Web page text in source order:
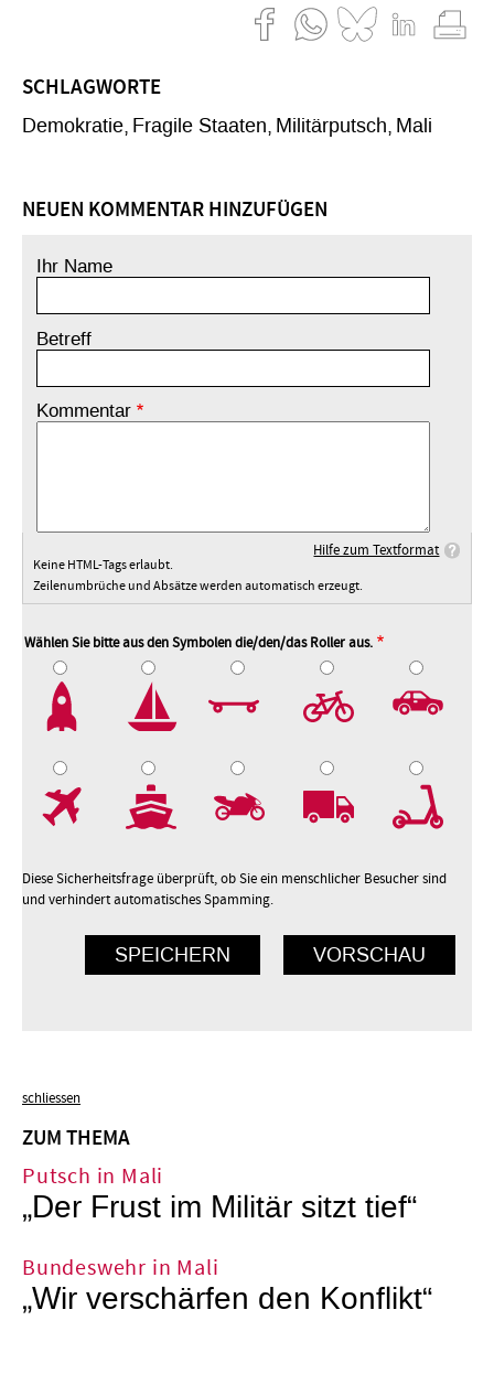
SCHLAGWORTE
Demokratie Fragile Staaten Militärputsch Mali
NEUEN KOMMENTAR HINZUFÜGEN
Ihr Name
Betreff
Kommentar
Hilfe zum Textformat
Keine HTML-Tags erlaubt.
Zeilenumbrüche und Absätze werden automatisch erzeugt.
Wählen Sie bitte aus den Symbolen die/den/das Roller aus.
Diese Sicherheitsfrage überprüft, ob Sie ein menschlicher Besucher sind
und verhindert automatisches Spamming.
schliessen
ZUM THEMA
Putsch in Mali
„Der Frust im Militär sitzt tief“
Bundeswehr in Mali
„Wir verschärfen den Konflikt“